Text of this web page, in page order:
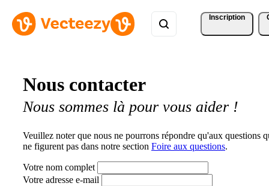
Inscription
Nous contacter
Nous sommes là pour vous aider !
Veuillez noter que nous ne pourrons répondre qu'aux questions
ne figurent pas dans notre section Foire aux questions.
Votre nom complet
Votre adresse e-mail